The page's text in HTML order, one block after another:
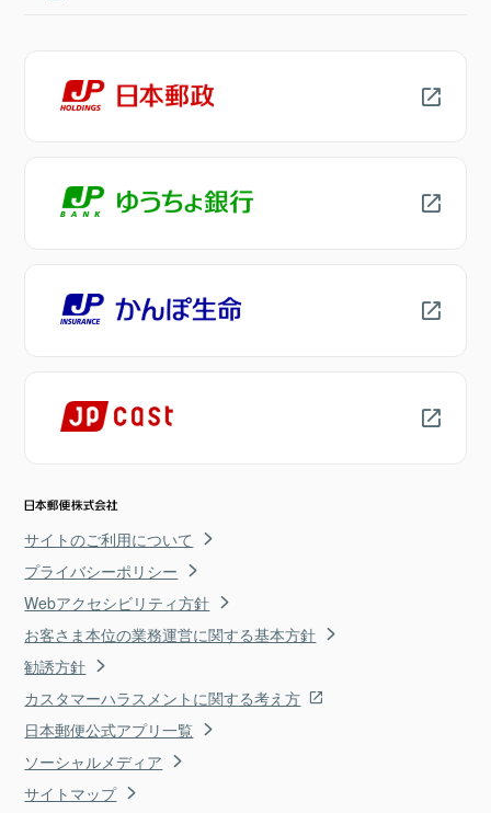
サイトのご利用について
プライバシーポリシー
Webアクセシビリティ方針
お客さま本位の業務運営に関する基本方針
勧誘方針
カスタマーハラスメントに関する考え方
日本郵便公式アプリ一覧
ソーシャルメディア
サイトマップ